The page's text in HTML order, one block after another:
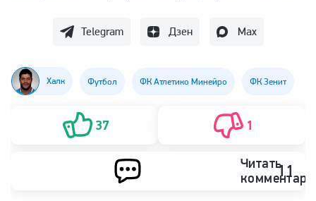
Telegram Дзен Max
Халк Футбол ФК Атлетико Минейро ФК Зенит
37 1
Читать11